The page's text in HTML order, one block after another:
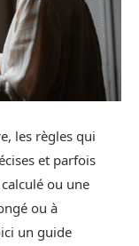
les règles qui
et parfois
ou une
ou à
un guide